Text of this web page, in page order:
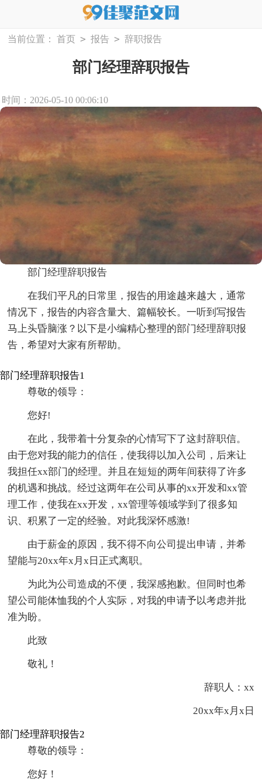
当前位置： 首页 > 报告 > 辞职报告
部门经理辞职报告
时间：2026-05-10 00:06:10
部门经理辞职报告
在我们平凡的日常里，报告的用途越来越大，通常
情况下，报告的内容含量大、篇幅较长。一听到写报告
马上头昏脑涨？以下是小编精心整理的部门经理辞职报
告，希望对大家有所帮助。
部门经理辞职报告1
尊敬的领导：
您好!
在此，我带着十分复杂的心情写下了这封辞职信。
由于您对我的能力的信任，使我得以加入公司，后来让
我担任xx部门的经理。并且在短短的两年间获得了许多
的机遇和挑战。经过这两年在公司从事的xx开发和xx管
理工作，使我在xx开发，xx管理等领域学到了很多知
识、积累了一定的经验。对此我深怀感激!
由于薪金的原因，我不得不向公司提出申请，并希
望能与20xx年x月x日正式离职。
为此为公司造成的不便，我深感抱歉。但同时也希
望公司能体恤我的个人实际，对我的申请予以考虑并批
准为盼。
此致
敬礼！
辞职人：xx
20xx年x月x日
部门经理辞职报告2
尊敬的领导：
您好！